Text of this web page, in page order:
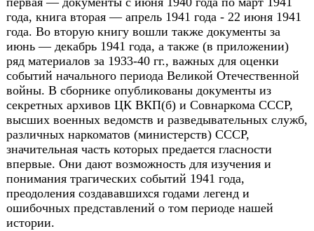
года, книга вторая — апрель 1941 года - 22 июня 1941
года. Во вторую книгу вошли также документы за
июнь — декабрь 1941 года, а также (в приложении)
ряд материалов за 1933-40 гг., важных для оценки
событий начального периода Великой Отечественной
войны. В сборнике опубликованы документы из
секретных архивов ЦК ВКП(б) и Совнаркома СССР,
высших военных ведомств и разведывательных служб,
различных наркоматов (министерств) СССР,
значительная часть которых предается гласности
впервые. Они дают возможность для изучения и
понимания трагических событий 1941 года,
преодоления создававшихся годами легенд и
ошибочных представлений о том периоде нашей
истории.